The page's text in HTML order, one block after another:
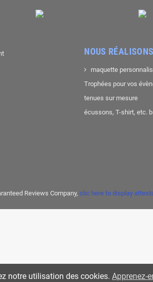
NOUS
maquette
Trophées pour vos
tenues sur mesure
écussons, T-shirt, etc.
Reviews Company, clic here to display
notre utilisation des cookies. Apprenez-